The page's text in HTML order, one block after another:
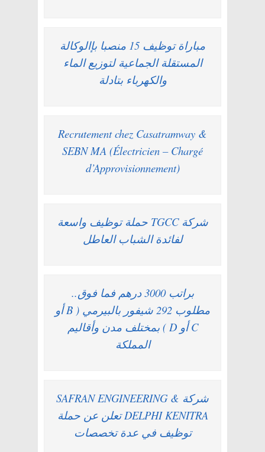
مباراة توظيف 15 منصبا بإالوكالة
المستقلة الجماعية لتوزيع الماء
والكهرباء بتادلة
Recrutement chez Casatramway &
SEBN MA (Électricien – Chargé
d’Approvisionnement)
شركة TGCC حملة توظيف واسعة
لفائدة الشباب العاطل
براتب 3000 درهم فما فوق..
مطلوب 292 شيفور بالبيرمي ( B أو
C أو D ) بمختلف مدن وأقاليم
المملكة
شركة SAFRAN ENGINEERING &
DELPHI KENITRA تعلن عن حملة
توظيف في عدة تخصصات